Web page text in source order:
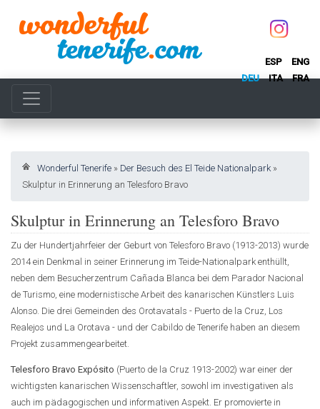
ESP
ENG
DEU
ITA FRA
Wonderful Tenerife » Der Besuch des El Teide Nationalpark»
Skulptur in Erinnerung an Telesforo Bravo
Skulptur in Erinnerung an Telesforo Bravo
Zu der Hundertjahrfeier der Geburt von Telesforo Bravo (1913-2013) wurde
2014 ein Denkmal in seiner Erinnerung im Teide-Nationalpark enthüllt,
neben dem Besucherzentrum Cañada Blanca bei dem Parador Nacional
de Turismo, eine modernistische Arbeit des kanarischen Künstlers Luis
Alonso. Die drei Gemeinden des Orotavatals - Puerto de la Cruz, Los
Realejos und La Orotava - und der Cabildo de Tenerife haben an diesem
Projekt zusammengearbeitet.
Telesforo Bravo Expósito (Puerto de la Cruz 1913-2002) war einer der
wichtigsten kanarischen Wissenschaftler, sowohl im investigativen als
auch im pädagogischen und informativen Aspekt. Er promovierte in